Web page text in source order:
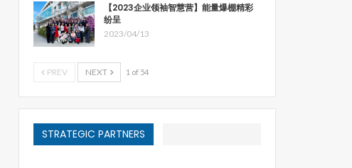
【2023企业领袖智慧营】能量爆棚精彩
纷呈
2023/04/13
PREV NEXT 1 of 54
STRATEGIC PARTNERS